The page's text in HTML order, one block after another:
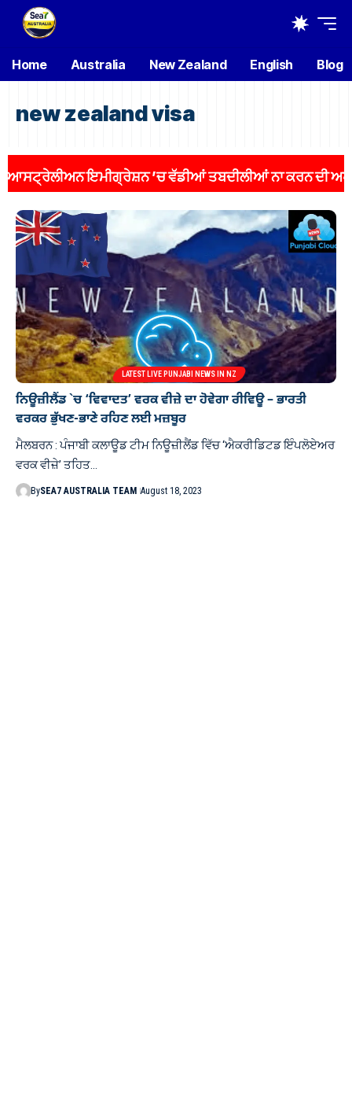
Home Australia New Zealand English Blog
new zealand visa
ਇਮੀਗ੍ਰੇਸ਼ਨ ’ਚ ਵੱਡੀਆਂ ਤਬਦੀਲੀਆਂ ਨਾ ਕਰਨ ਦੀ ਅਪੀਲ
LATEST LIVE PUNJABI NEWS IN NZ
ਨਿਊਜ਼ੀਲੈਂਡ `ਚ ‘ਵਿਵਾਦਤ’ ਵਰਕ ਵੀਜ਼ੇ ਦਾ ਹੋਵੇਗਾ ਰੀਵਿਊ – ਭਾਰਤੀ
ਵਰਕਰ ਭੁੱਖਣ-ਭਾਣੇ ਰਹਿਣ ਲਈ ਮਜ਼ਬੂਰ
ਮੈਲਬਰਨ : ਪੰਜਾਬੀ ਕਲਾਊਡ ਟੀਮ ਨਿਊਜ਼ੀਲੈਂਡ ਵਿੱਚ ‘ਐਕਰੀਡਿਟਡ ਇੰਪਲੋਏਅਰ
ਵਰਕ ਵੀਜ਼ੇ’ ਤਹਿਤ…
BySEA7 AUSTRALIA TEAM August 18, 2023